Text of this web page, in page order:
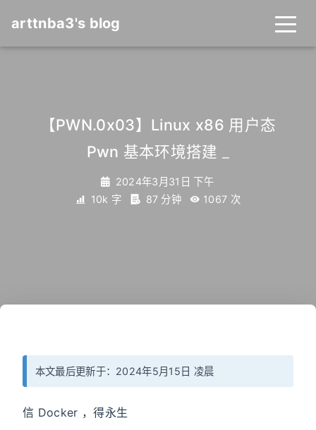
arttnba3's blog
【PWN.0x03】Linux x86 用户态
Pwn 基本环境搭建
2024年3月31日 下午
10k 字
87 分钟 1067 次
本文最后更新于：2024年5月15日 凌晨
信 Docker ，得永生